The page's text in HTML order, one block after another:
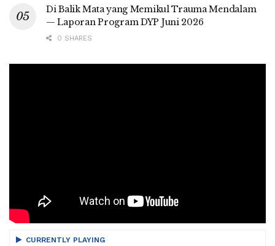
Di Balik Mata yang Memikul Trauma Mendalam
— Laporan Program DYP Juni 2026
0 SHARES
CURRENTLY PLAYING